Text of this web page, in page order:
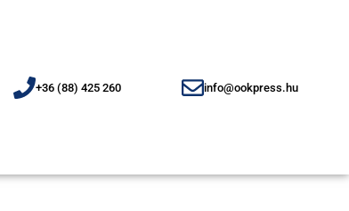
+36 (88) 425 260 info@ookpress.hu